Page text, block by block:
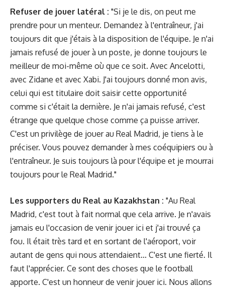
Refuser de jouer latéral : "Si je le dis, on peut me
prendre pour un menteur. Demandez à l'entraîneur, j'ai
toujours dit que j'étais à la disposition de l'équipe. Je n'ai
jamais refusé de jouer à un poste, je donne toujours le
meilleur de moi-même où que ce soit. Avec Ancelotti,
avec Zidane et avec Xabi. J'ai toujours donné mon avis,
celui qui est titulaire doit saisir cette opportunité
comme si c'était la dernière. Je n'ai jamais refusé, c'est
étrange que quelque chose comme ça puisse arriver.
C'est un privilège de jouer au Real Madrid, je tiens à le
préciser. Vous pouvez demander à mes coéquipiers ou à
l'entraîneur. Je suis toujours là pour l'équipe et je mourrai
toujours pour le Real Madrid."
Les supporters du Real au Kazakhstan : "Au Real
Madrid, c'est tout à fait normal que cela arrive. Je n'avais
jamais eu l'occasion de venir jouer ici et j'ai trouvé ça
fou. Il était très tard et en sortant de l'aéroport, voir
autant de gens qui nous attendaient... C'est une fierté. Il
faut l'apprécier. Ce sont des choses que le football
apporte. C'est un honneur de venir jouer ici. Nous allons